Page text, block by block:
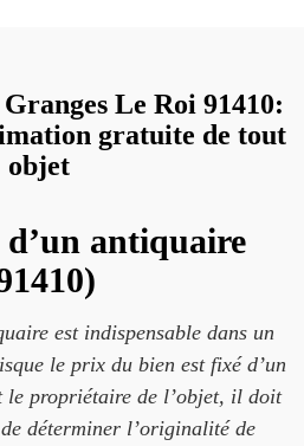
Le Roi 91410:
gratuite de tout
objet
antiquaire
est indispensable dans un
le prix du bien est fixé d’un
le propriétaire de l’objet, il doit
déterminer l’originalité de